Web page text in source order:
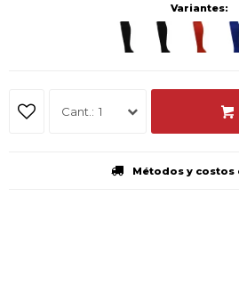
Variantes:
1
Métodos y costos